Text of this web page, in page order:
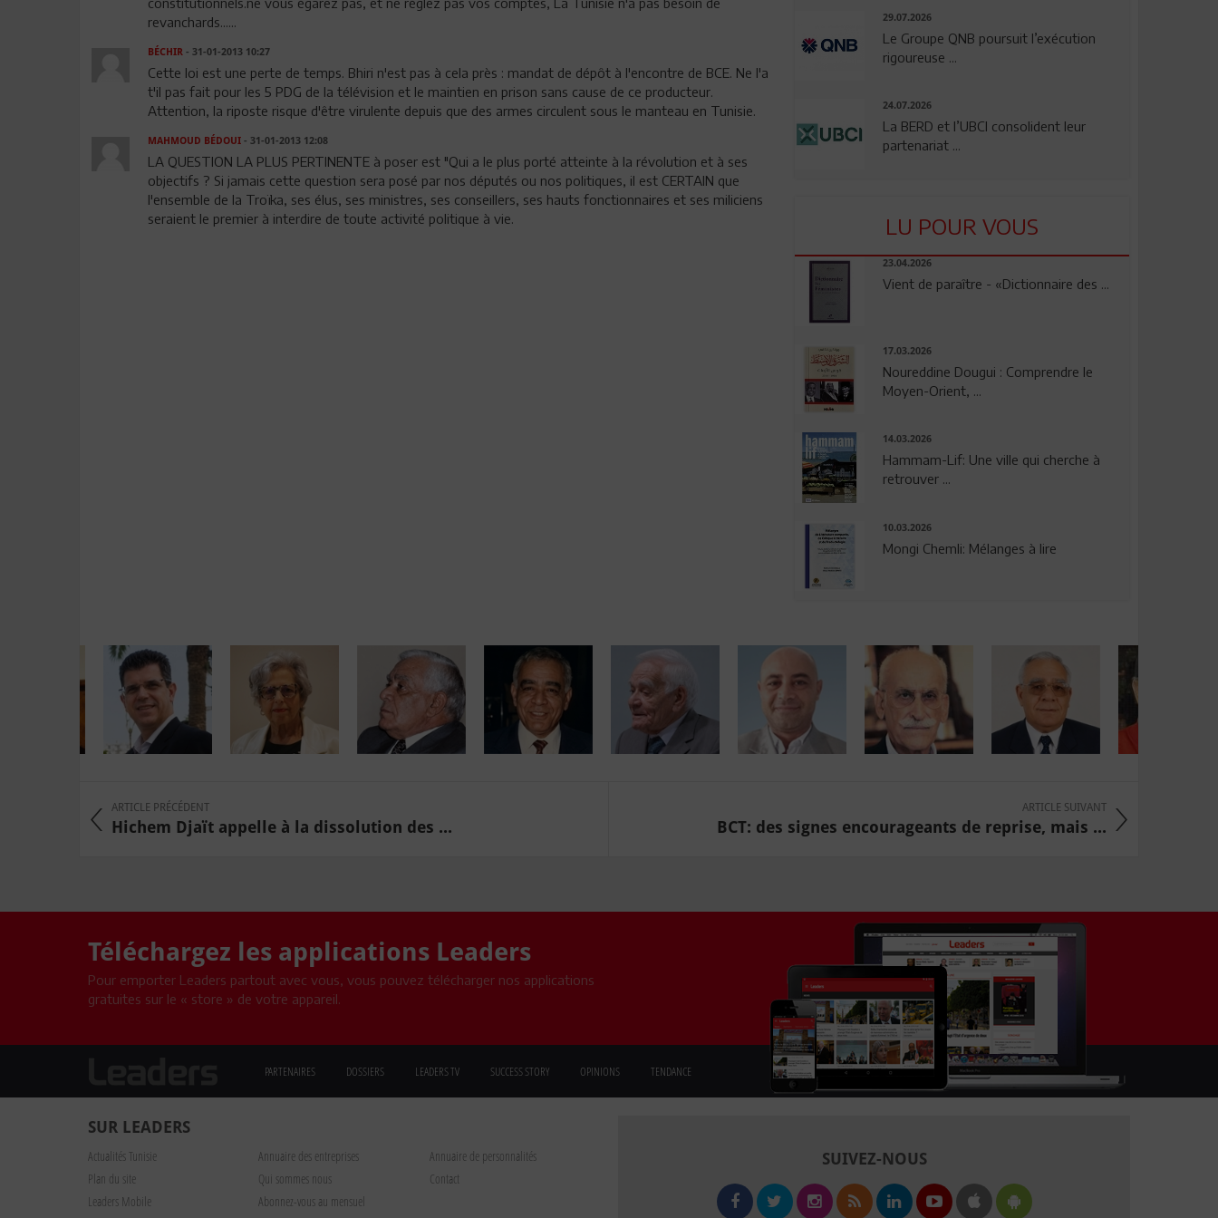
revanchards......
BÉCHIR- 31-01-2013 10:27
Cette loi est une perte de temps. Bhiri n'est pas à cela près : mandat de dépôt à l'encontre de BCE. Ne l'a
t'il pas fait pour les 5 PDG de la télévision et le maintien en prison sans cause de ce producteur.
Attention, la riposte risque d'être virulente depuis que des armes circulent sous le manteau en Tunisie.
MAHMOUD BÉDOUI- 31-01-2013 12:08
LA QUESTION LA PLUS PERTINENTE à poser est "Qui a le plus porté atteinte à la révolution et à ses
objectifs ? Si jamais cette question sera posé par nos députés ou nos politiques, il est CERTAIN que
l'ensemble de la Troïka, ses élus, ses ministres, ses conseillers, ses hauts fonctionnaires et ses miliciens
seraient le premier à interdire de toute activité politique à vie.
29.07.2026
Le Groupe QNB poursuit l’exécution
rigoureuse ...
24.07.2026
La BERD et l’UBCI consolident leur
partenariat ...
LU POUR VOUS
23.04.2026
Vient de paraître - «Dictionnaire des ...
17.03.2026
Noureddine Dougui : Comprendre le
Moyen-Orient, ...
14.03.2026
Hammam-Lif: Une ville qui cherche à
retrouver ...
10.03.2026
Mongi Chemli: Mélanges à lire
ARTICLE PRÉCÉDENT
Hichem Djaït appelle à la dissolution des ...
ARTICLE SUIVANT
BCT: des signes encourageants de reprise, mais ...
Téléchargez les applications Leaders
Pour emporter Leaders partout avec vous, vous pouvez télécharger nos applications
gratuites sur le « store » de votre appareil.
PARTENAIRES DOSSIERS LEADERS TV SUCCESS STORY OPINIONS TENDANCE
SUR LEADERS
Actualités Tunisie Annuaire des entreprises
Annuaire de personnalités
Plan du site
Qui sommes nous
Contact
Leaders Mobile
Abonnez-vous au mensuel
SUIVEZ-NOUS